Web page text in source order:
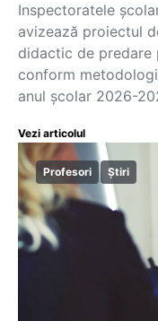
Inspectoratele
avizează proiectul
didactic de predare
conform
anul școlar 2026-
Vezi articolul
Profesori Știri